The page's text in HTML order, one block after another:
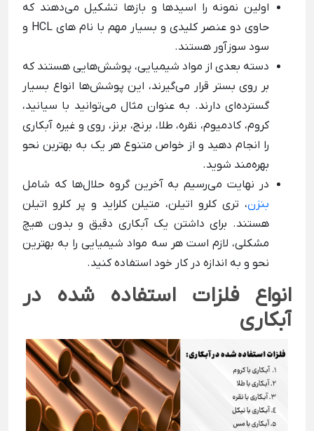
اولین نمونه را اسیدها و بازها تشکیل می‌دهند که
حاوی دو عنصر کلیدی و بسیار مهم با نام های HCL و
سود سوزآور هستند.
دسته بعدی از مواد شیمیایی، پوشش‌هایی هستند که
بر روی بستر قرار می‌گیرند، این پوشش‌ها انواع بسیار
گسترده‌ای دارند. به عنوان مثال می‌توانید با سیانید،
کروم، کادمیوم، نقره، طلا، برنج، برنز، روی و غیره آبکاری
را انجام دهید و از خواص متنوع هر یک به بهتربن نحو
بهره‌مند شوید.
در نهایت می‌رسیم به آخرین گروه حلال‌ها که شامل
بنزن، تری کلرو اتیلن، متیلن کلراید و پر کلرو اتیلن
هستند. برای داشتن یک آبکاری دقیق و بدون هیچ
مشکلی، لازم است هر سه مواد شیمیایی را به بهترین
نحو و به اندازه در کار خود استفاده کنید.
انواع فلزات استفاده شده در
آبکاری